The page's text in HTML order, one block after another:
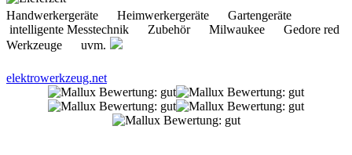
Handwerkergeräte Heimwerkergeräte Gartengeräte
intelligente Messtechnik Zubehör Milwaukee Gedore red
Werkzeuge uvm.
elektrowerkzeug.net